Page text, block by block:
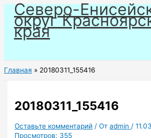
Перейти
содержимому
Северо-
округ
края
Главная 20180311_155416
20180311_155416
Оставьте комментарий / Отadmin /
Просмотров: 355